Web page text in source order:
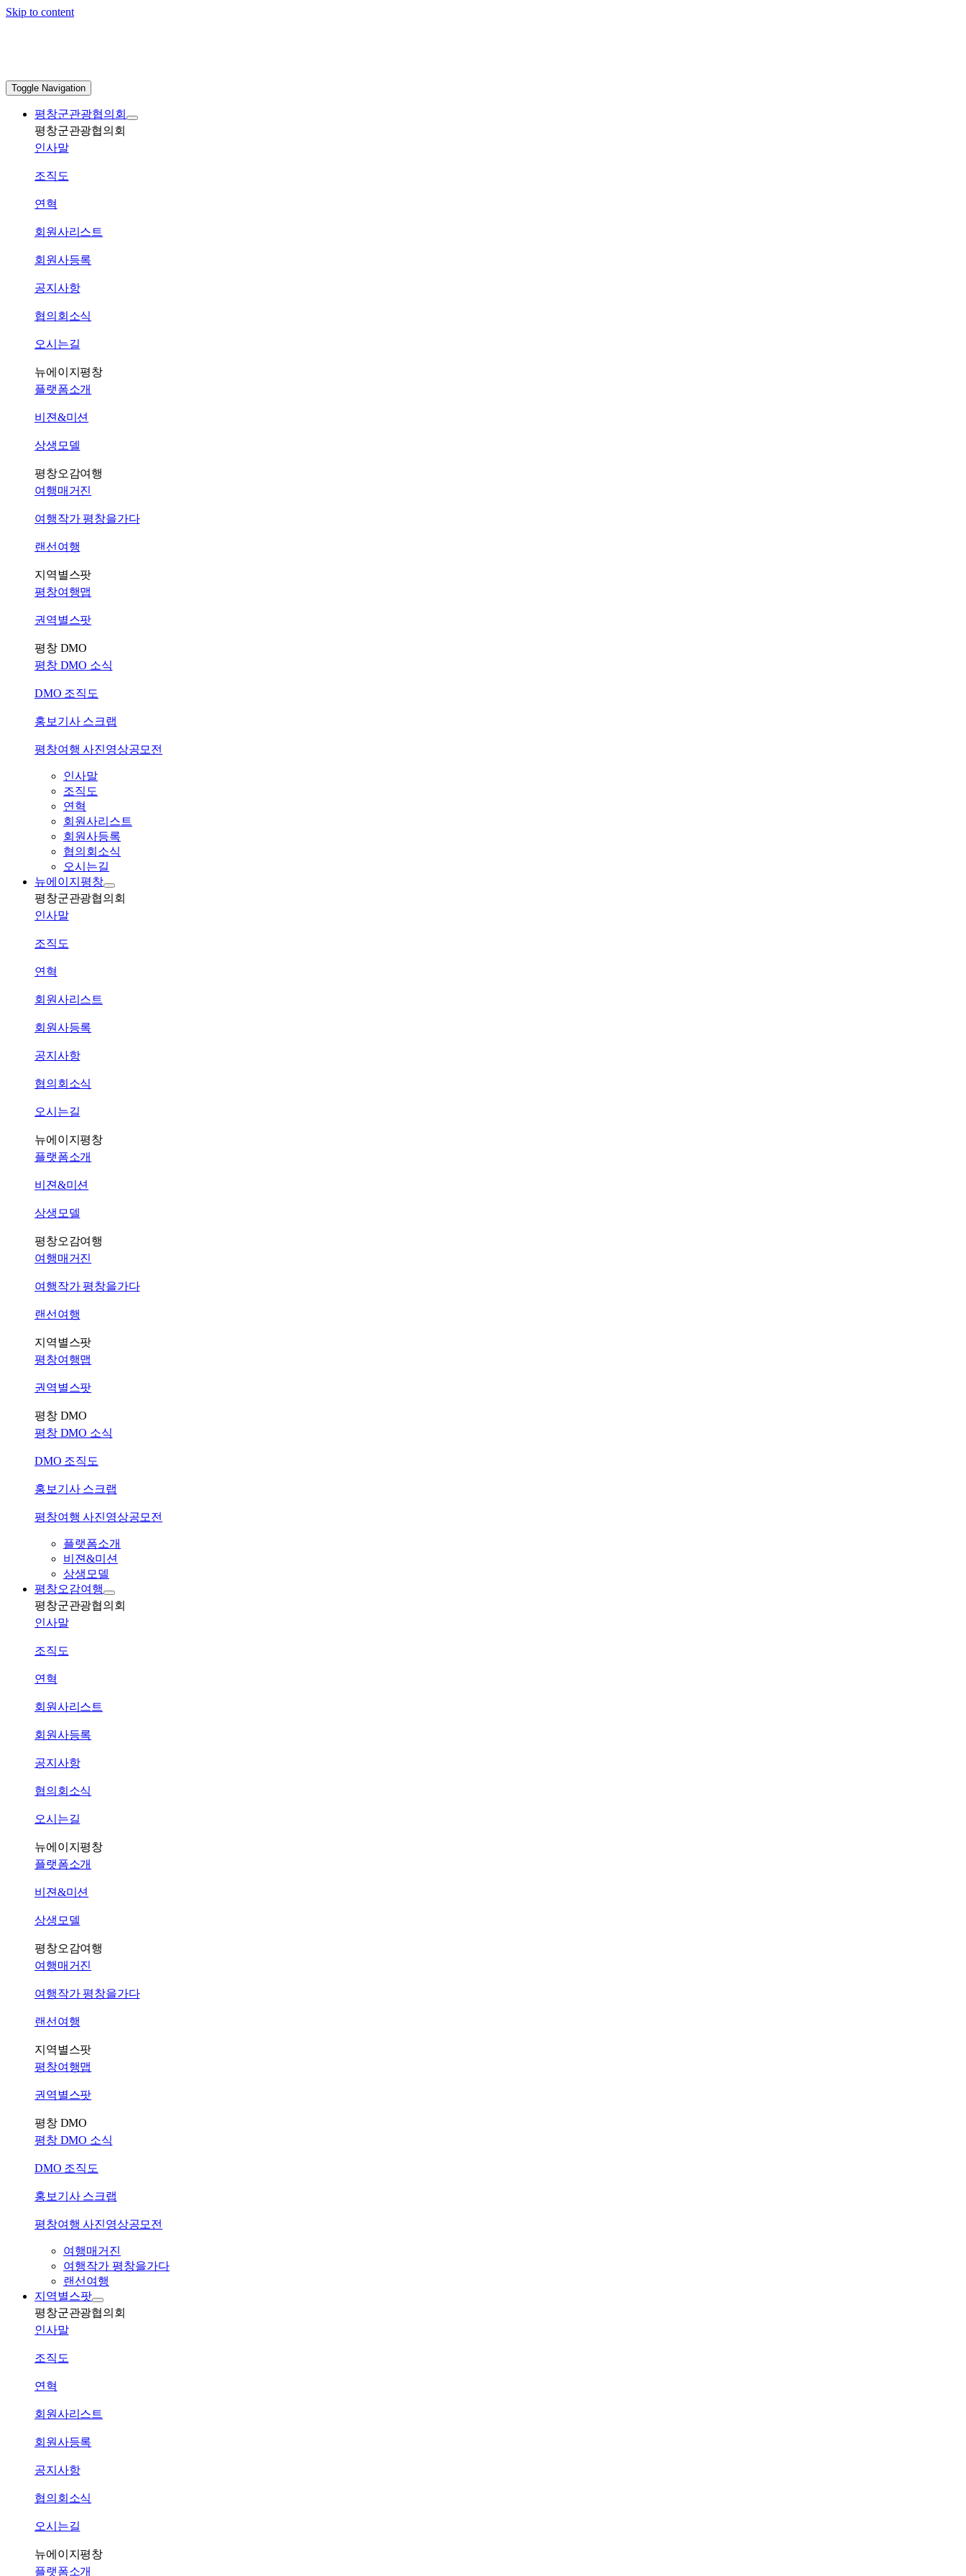
Skip to content
Toggle Navigation
평창군관광협의회
평창군관광협의회
인사말
조직도
연혁
회원사리스트
회원사등록
공지사항
협의회소식
오시는길
뉴에이지평창
플랫폼소개
비젼&미션
상생모델
평창오감여행
여행매거진
여행작가 평창을가다
랜선여행
지역별스팟
평창여행맵
권역별스팟
평창 DMO
평창 DMO 소식
DMO 조직도
홍보기사 스크랩
평창여행 사진영상공모전
인사말
조직도
연혁
회원사리스트
회원사등록
협의회소식
오시는길
뉴에이지평창
평창군관광협의회
인사말
조직도
연혁
회원사리스트
회원사등록
공지사항
협의회소식
오시는길
뉴에이지평창
플랫폼소개
비젼&미션
상생모델
평창오감여행
여행매거진
여행작가 평창을가다
랜선여행
지역별스팟
평창여행맵
권역별스팟
평창 DMO
평창 DMO 소식
DMO 조직도
홍보기사 스크랩
평창여행 사진영상공모전
플랫폼소개
비젼&미션
상생모델
평창오감여행
평창군관광협의회
인사말
조직도
연혁
회원사리스트
회원사등록
공지사항
협의회소식
오시는길
뉴에이지평창
플랫폼소개
비젼&미션
상생모델
평창오감여행
여행매거진
여행작가 평창을가다
랜선여행
지역별스팟
평창여행맵
권역별스팟
평창 DMO
평창 DMO 소식
DMO 조직도
홍보기사 스크랩
평창여행 사진영상공모전
여행매거진
여행작가 평창을가다
랜선여행
지역별스팟
평창군관광협의회
인사말
조직도
연혁
회원사리스트
회원사등록
공지사항
협의회소식
오시는길
뉴에이지평창
플랫폼소개